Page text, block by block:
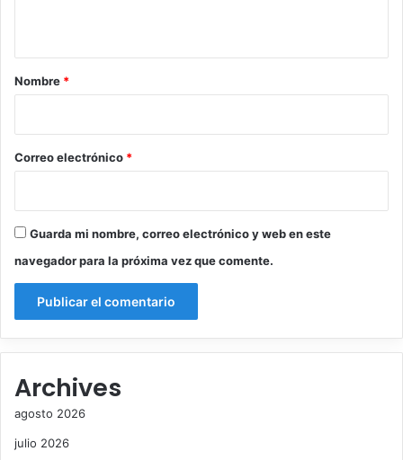
r
*
Nombre *
Correo electrónico *
Guarda mi nombre, correo electrónico y web en este
navegador para la próxima vez que comente.
Archives
agosto 2026
julio 2026